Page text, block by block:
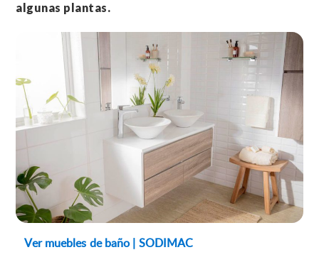
algunas plantas.
Ver muebles de baño | SODIMAC